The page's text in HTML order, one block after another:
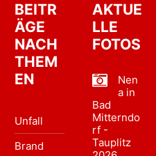
BEITR
ÄGE
NACH
THEM
EN
Unfall
Brand
AKTUE
LLE
FOTOS
Nen
a in
Bad
Mitterndo
rf -
Tauplitz